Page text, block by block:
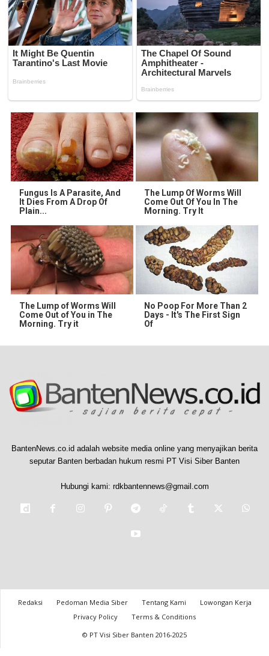
Fungus Is A Parasite, And
It Dies From A Drop Of
Plain...
The Lump Of Worms Will
Come Out Of You In The
Morning. Try It
The Lump of Worms Will
Come Out of You in The
Morning. Try it
No Poop For More Than 2
Days - It's The First Sign
Of
BantenNews.co.id adalah website media online yang menyajikan berita
seputar Banten berbadan hukum resmi PT Visi Siber Banten
Hubungi kami: rdkbantennews@gmail.com
Redaksi Pedoman Media Siber Tentang Kami
Lowongan Kerja
Privacy Policy
Terms & Conditions
© PT Visi Siber Banten 2016-2025